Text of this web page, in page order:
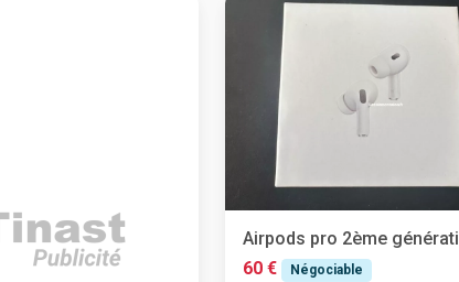
Airpods pro 2ème
60 €
Négociable